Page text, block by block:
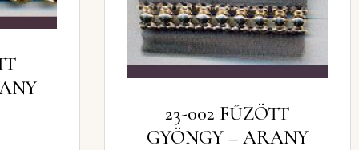
23-002 FŰZÖTT
GYÖNGY – ARANY